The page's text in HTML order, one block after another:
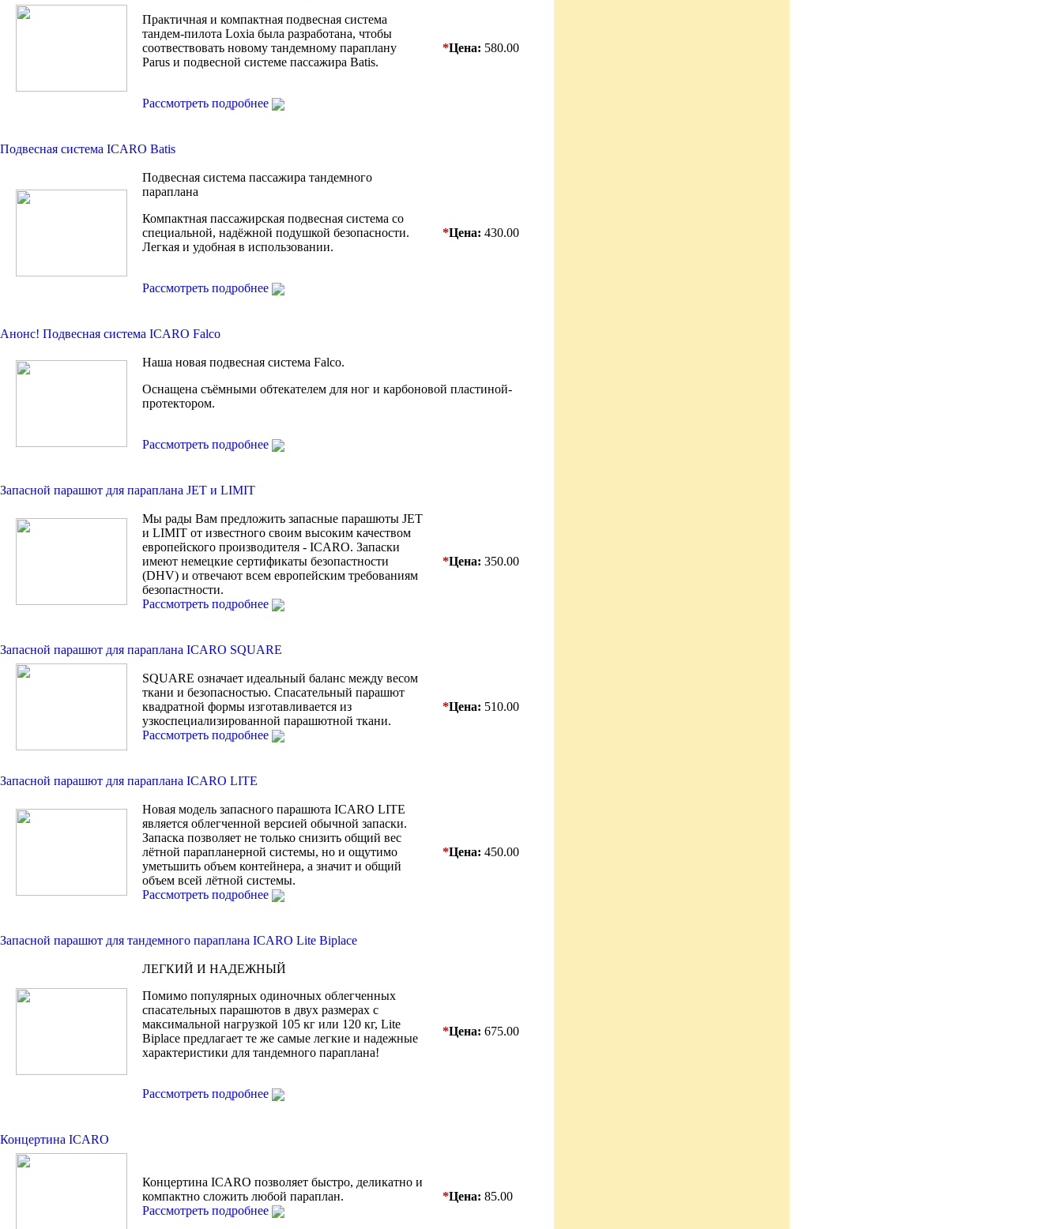
Практичная и компактная подвесная система
тандем-пилота Loxia была разработана, чтобы
соотвествовать новому тандемному параплану
Parus и подвесной системе пассажира Batis.
Рассмотреть подробнее
*Цена: 580.00
Подвесная система ICARO Batis
Подвесная система пассажира тандемного
параплана
Компактная пассажирская подвесная система со
специальной, надёжной подушкой безопасности.
Легкая и удобная в использовании.
Рассмотреть подробнее
*Цена: 430.00
Анонс! Подвесная сиcтема ICARO Falco
Наша новая подвесная система Falco.
Оснащена съёмными обтекателем для ног и карбоновой пластиной-
протектором.
Рассмотреть подробнее
Запасной парашют для параплана JET и LIMIT
Мы рады Вам предложить запасные парашюты JET
и LIMIT от известного своим высоким качеством
европейского производителя - ICARO. Запаски
имеют немецкие сертификаты безопастности
(DHV) и отвечают всем европейским требованиям
безопастности.
Рассмотреть подробнее
*Цена: 350.00
Запасной парашют для параплана ICARO SQUARE
SQUARE означает идеальный баланс между весом
ткани и безопасностью. Спасательный парашют
квадратной формы изготавливается из
узкоспециализированной парашютной ткани.
Рассмотреть подробнее
*Цена: 510.00
Запасной парашют для параплана ICARO LITE
Новая модель запасного парашюта ICARO LITE
является облегченной версией обычной запаски.
Запаска позволяет не только снизить общий вес
лётной парапланерной системы, но и ощутимо
уметьшить объем контейнера, а значит и общий
объем всей лётной системы.
Рассмотреть подробнее
*Цена: 450.00
Запасной парашют для тандемного параплана ICARO Lite Biplace
ЛЕГКИЙ И НАДЕЖНЫЙ
Помимо популярных одиночных облегченных
спасательных парашютов в двух размерах с
максимальной нагрузкой 105 кг или 120 кг, Lite
Biplace предлагает те же самые легкие и надежные
характеристики для тандемного параплана!
Рассмотреть подробнее
*Цена: 675.00
Концертина ICARO
Концертина ICARO позволяет быстро, деликатно и
компактно сложить любой параплан.
Рассмотреть подробнее
*Цена: 85.00